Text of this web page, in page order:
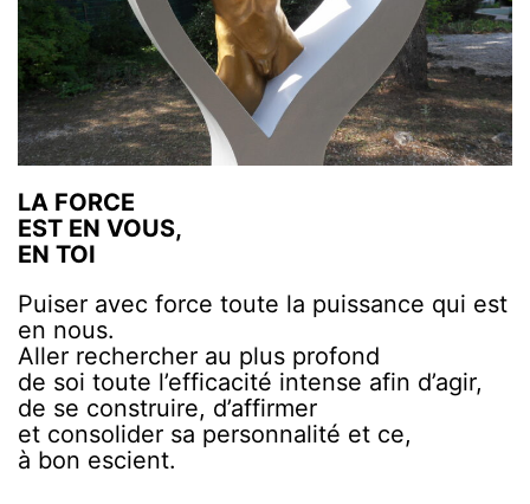
LA FORCE
EST EN VOUS,
EN TOI
Puiser avec force toute la puissance qui est
en nous.
Aller rechercher au plus profond
de soi toute l’efficacité intense afin d’agir,
de se construire, d’affirmer
et consolider sa personnalité et ce,
à bon escient.